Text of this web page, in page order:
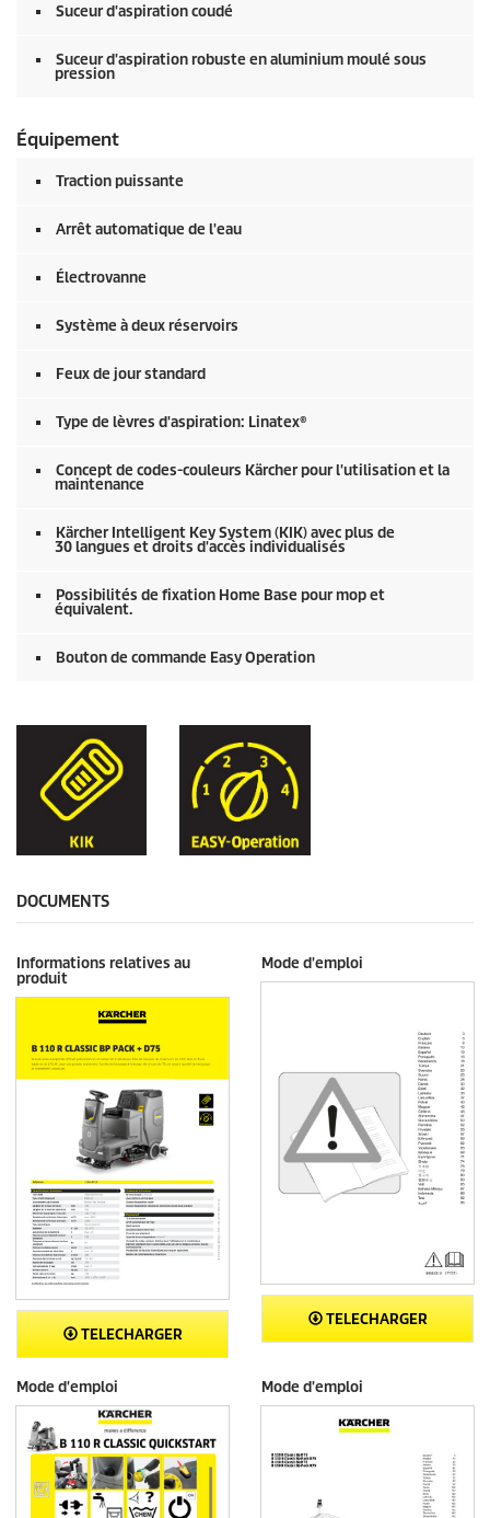
Suceur d'aspiration coudé
Suceur d'aspiration robuste en aluminium moulé sous
pression
Équipement
Traction puissante
Arrêt automatique de l'eau
Électrovanne
Système à deux réservoirs
Feux de jour standard
Type de lèvres d'aspiration: Linatex®
Concept de codes-couleurs Kärcher pour l'utilisation et la
maintenance
Kärcher Intelligent Key System (KIK) avec plus de
30 langues et droits d'accès individualisés
Possibilités de fixation Home Base pour mop et
équivalent.
Bouton de commande Easy Operation
DOCUMENTS
Informations relatives au
produit
TELECHARGER
Mode d'emploi
TELECHARGER
Mode d'emploi Mode d'emploi